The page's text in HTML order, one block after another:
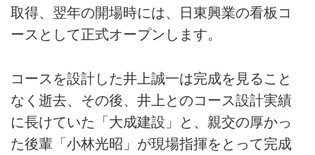
取得、翌年の開場時には、日東興業の看板コ
ースとして正式オープンします。
コースを設計した井上誠一は完成を見ること
なく逝去、その後、井上とのコース設計実績
に長けていた「大成建設」と、親交の厚かっ
た後輩「小林光昭」が現場指揮をとって完成